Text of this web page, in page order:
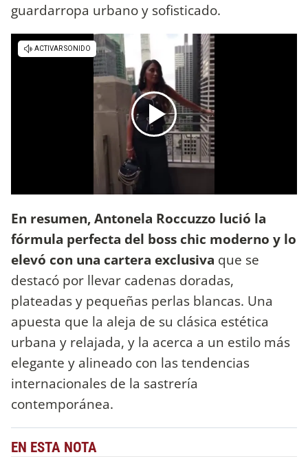
guardarropa urbano y sofisticado.
En resumen, Antonela Roccuzzo lució la
fórmula perfecta del boss chic moderno y lo
elevó con una cartera exclusiva que se
destacó por llevar cadenas doradas,
plateadas y pequeñas perlas blancas. Una
apuesta que la aleja de su clásica estética
urbana y relajada, y la acerca a un estilo más
elegante y alineado con las tendencias
internacionales de la sastrería
contemporánea.
EN ESTA NOTA